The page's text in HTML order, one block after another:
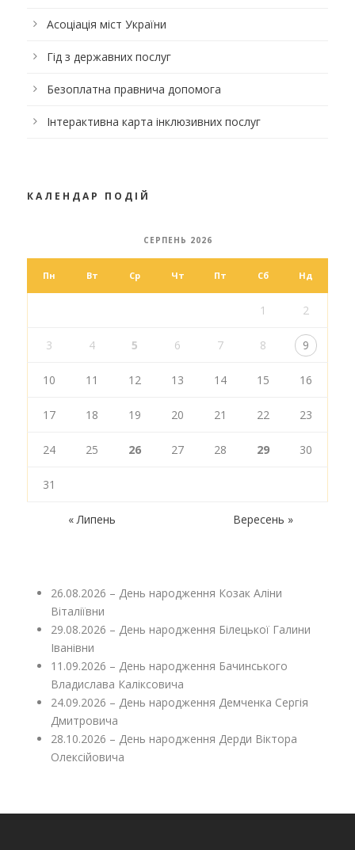
Асоціація міст України
Гід з державних послуг
Безоплатна правнича допомога
Інтерактивна карта інклюзивних послуг
КАЛЕНДАР ПОДІЙ
СЕРПЕНЬ 2026
Пн Вт Ср Чт Пт Сб Нд
1 2
3 4 5 6 7 8 9
10 11 12 13 14 15 16
17 18 19 20 21 22 23
24 25 26 27 28 29 30
31
« Липень Вересень »
26.08.2026 – День народження Козак Аліни
Віталіївни
29.08.2026 – День народження Білецької Галини
Іванівни
11.09.2026 – День народження Бачинського
Владислава Каліксовича
24.09.2026 – День народження Демченка Сергія
Дмитровича
28.10.2026 – День народження Дерди Віктора
Олексійовича